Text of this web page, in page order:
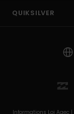
QUIKSILVER
Informations Loi Agec |